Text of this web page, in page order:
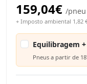
159,04€ /pneu
+ Imposto ambiental 1,82
Equilibragem
Pneus a partir de